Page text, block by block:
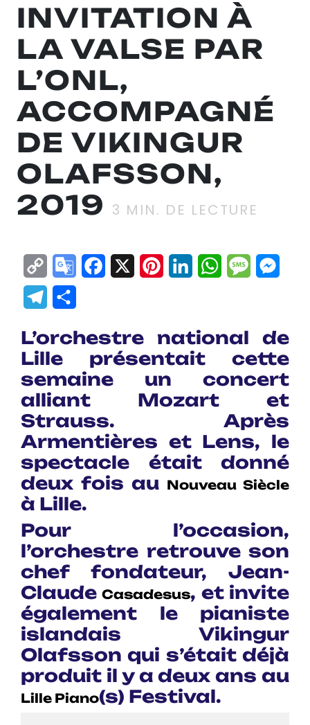
INVITATION À
LA VALSE PAR
L’ONL,
ACCOMPAGNÉ
DE VIKINGUR
OLAFSSON,
2019 3 MIN. DE LECTURE
Copy
Link
GoogleFacebook
X Pinterest
LinkedInWhatsApp
Telegram
L’orchestre national de
Lille présentait cette
semaine un concert
alliant Mozart et
Strauss. Après
Armentières et Lens, le
spectacle était donné
deux fois au Nouveau Siècle
à Lille.
Pour l’occasion,
l’orchestre retrouve son
chef fondateur, Jean-
ClaudeCasadesus, et invite
également le pianiste
islandais Vikingur
Olafsson qui s’était déjà
produit il y a deux ans au
Lille Piano(s) Festival.